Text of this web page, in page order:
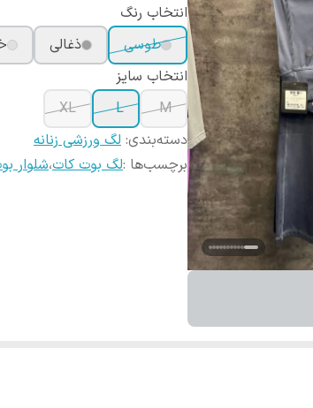
انتخاب رنگ
طوسی
ذغالی
انتخاب سایز
M
L
XL
دسته‌بندی: لگ ورزشی زنانه
برچسب‌ها :لگ بوت کات،شلوار